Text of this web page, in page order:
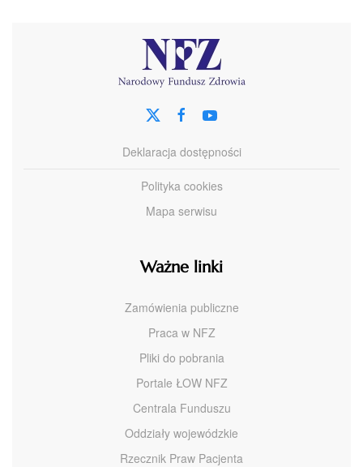
Deklaracja dostępności
Polityka cookies
Mapa serwisu
Ważne linki
Zamówienia publiczne
Praca w NFZ
Pliki do pobrania
Portale ŁOW NFZ
Centrala Funduszu
Oddziały wojewódzkie
Rzecznik Praw Pacjenta